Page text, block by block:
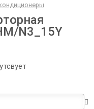
N3_15Y